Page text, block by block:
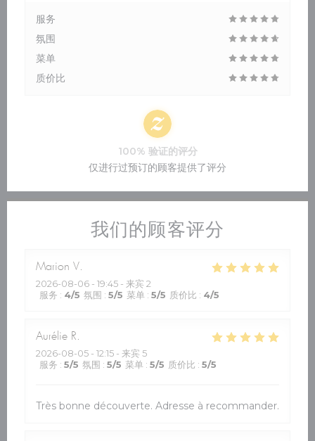
我们的顾客评分
Marion V
2026-08-06 - 19:45 - 来宾 2
服务 : 4/5 氛围 : 5/5 菜单 : 5/5 质价比 : 4/5
Aurélie R
2026-08-05 - 12:15 - 来宾 5
服务 : 5/5 氛围 : 5/5 菜单 : 5/5 质价比 : 5/5
Très bonne découverte. Adresse à recommander.
服务
氛围
菜单
质价比
100% 验证的评分
仅进行过预订的顾客提供了评分